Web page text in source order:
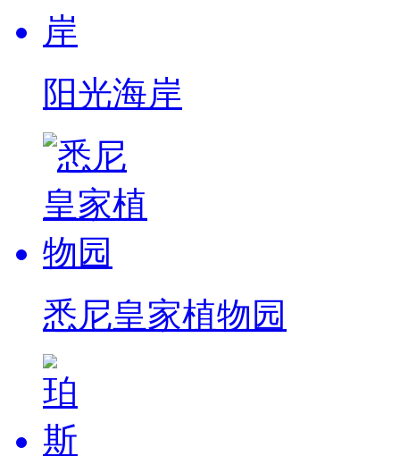
阳光海岸
悉尼皇家植物园